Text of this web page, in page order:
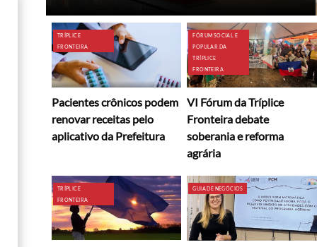
TRÍPLICE
FRONTEIRA
Pacientes crônicos podem
renovar receitas pelo
aplicativo da Prefeitura
FÓRUM SOCIAL E
POPULAR DA
TRÍPLICE
FRONTEIRA
VI Fórum da Tríplice
Fronteira debate
soberania e reforma
agrária
TRÍPLICE
FRONTEIRA
GUIA DE NEGÓCIOS